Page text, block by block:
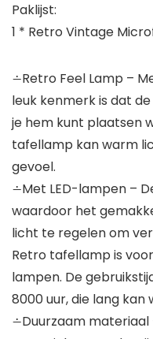
Paklijst:
1 * Retro Vintage
∸Retro Feel Lamp –
leuk kenmerk is dat
je hem kunt plaatsen
tafellamp kan warm
gevoel.
∸Met LED-lampen –
waardoor het
licht te regelen om
Retro tafellamp is
lampen. De
8000 uur, die lang kan
∸Duurzaam